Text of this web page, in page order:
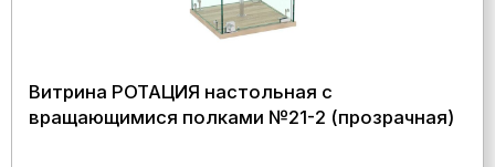
Витрина РОТАЦИЯ настольная с
вращающимися полками №21-2 (прозрачная)